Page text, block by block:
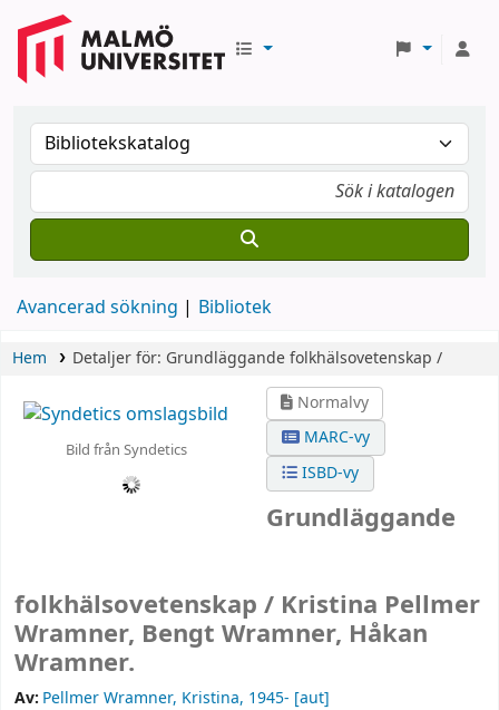
Avancerad sökning Bibliotek
Hem Detaljer för: Grundläggande folkhälsovetenskap /
Bild från Syndetics
Normalvy
MARC-vy
ISBD-vy
Grundläggande
folkhälsovetenskap / Kristina Pellmer
Wramner, Bengt Wramner, Håkan
Wramner.
Av: Pellmer Wramner, Kristina, 1945- [aut]